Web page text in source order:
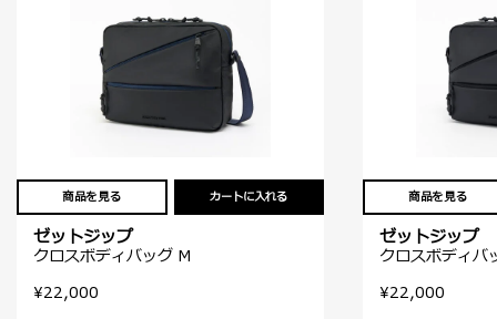
商品を見る カートに入れる
ゼットジップ
クロスボディバッグ M
¥22,000
商品を見る
ゼットジップ
クロスボディバ
¥22,000